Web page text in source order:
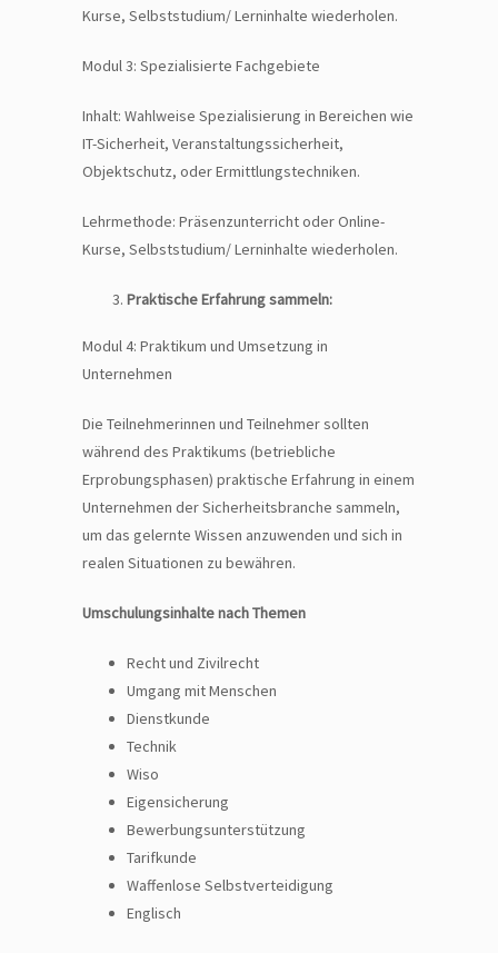
Kurse, Selbststudium/ Lerninhalte wiederholen.
Modul 3: Spezialisierte Fachgebiete
Inhalt: Wahlweise Spezialisierung in Bereichen wie
IT-Sicherheit, Veranstaltungssicherheit,
Objektschutz, oder Ermittlungstechniken.
Lehrmethode: Präsenzunterricht oder Online-
Kurse, Selbststudium/ Lerninhalte wiederholen.
Praktische Erfahrung sammeln:
Modul 4: Praktikum und Umsetzung in
Unternehmen
Die Teilnehmerinnen und Teilnehmer sollten
während des Praktikums (betriebliche
Erprobungsphasen) praktische Erfahrung in einem
Unternehmen der Sicherheitsbranche sammeln,
um das gelernte Wissen anzuwenden und sich in
realen Situationen zu bewähren.
Umschulungsinhalte nach Themen
Recht und Zivilrecht
Umgang mit Menschen
Dienstkunde
Technik
Wiso
Eigensicherung
Bewerbungsunterstützung
Tarifkunde
Waffenlose Selbstverteidigung
Englisch